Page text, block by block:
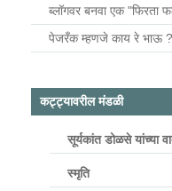
ब्लॉगवर बनवा एक "फिरता
पेजरँक म्हणजे काय रे भाऊ ?
कट्ट्यावरील मंडळी
सूर्यकांत डोळसे यांच्या
स्मृति